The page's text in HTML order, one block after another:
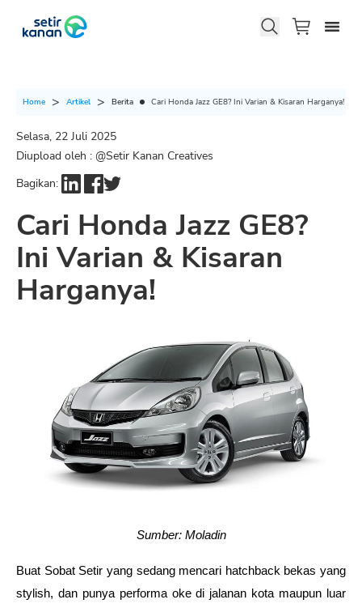
Home Artikel Berita Cari Honda Jazz GE8? Ini Varian & Kisaran Harganya!
Selasa, 22 Juli 2025
Diupload oleh : @Setir Kanan Creatives
Bagikan:
Cari Honda Jazz GE8?
Ini Varian & Kisaran
Harganya!
Sumber: Moladin
Buat Sobat Setir yang sedang mencari hatchback bekas yang
stylish, dan punya performa oke di jalanan kota maupun luar